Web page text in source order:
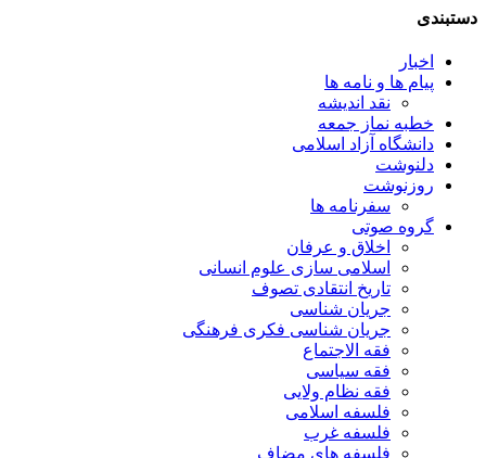
دستبندی
اخبار
پیام ها و نامه ها
نقد اندیشه
خطبه نماز جمعه
دانشگاه آزاد اسلامی
دلنوشت
روزنوشت
سفرنامه ها
گروه صوتی
اخلاق و عرفان
اسلامی سازی علوم انسانی
تاریخ انتقادی تصوف
جریان شناسی
جریان شناسی فکری فرهنگی
فقه الاجتماع
فقه سیاسی
فقه نظام ولایی
فلسفه اسلامی
فلسفه غرب
فلسفه های مضاف